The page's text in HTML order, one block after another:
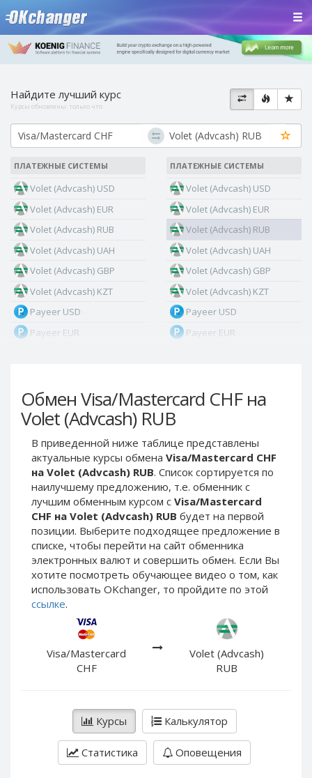
Обмен Visa/Mastercard CHF на
Volet (Advcash) RUB
В приведенной ниже таблице представлены
актуальные курсы обмена Visa/Mastercard CHF
на Volet (Advcash) RUB. Список сортируется по
наилучшему предложению, т.е. обменник с
лучшим обменным курсом с Visa/Mastercard
CHF на Volet (Advcash) RUB будет на первой
позиции. Выберите подходящее предложение в
списке, чтобы перейти на сайт обменника
электронных валют и совершить обмен. Если Вы
хотите посмотреть обучающее видео о том, как
использовать OKchanger, то пройдите по этой
ссылке.
Visa/Mastercard
CHF
Volet (Advcash)
RUB
Курсы Калькулятор
Статистика Оповещения
Найдите лучший курс
Курсы обновлены: только что
ПЛАТЕЖНЫЕ СИСТЕМЫ
Volet (Advcash) USD
Volet (Advcash) EUR
Volet (Advcash) RUB
Volet (Advcash) UAH
Volet (Advcash) GBP
Volet (Advcash) KZT
Payeer USD
Payeer EUR
Payeer Tether ERC20
(USDT)
Payeer UAH
ЮMoney RUB
ЮMoney KZT
PayPal USD
PayPal EUR
PayPal GBP
PayPal CAD
PayPal AUD
PayPal RUB
PayPal CZK
PayPal DKK
PayPal HKD
PayPal NOK
PayPal PLN
PayPal SGD
ПЛАТЕЖНЫЕ СИСТЕМЫ
Volet (Advcash) USD
Volet (Advcash) EUR
Volet (Advcash) RUB
Volet (Advcash) UAH
Volet (Advcash) GBP
Volet (Advcash) KZT
Payeer USD
Payeer EUR
Payeer Tether ERC20
(USDT)
ЮMoney RUB
ЮMoney KZT
PayPal USD
PayPal EUR
PayPal GBP
PayPal CAD
PayPal AUD
PayPal RUB
PayPal DKK
PayPal HKD
PayPal JPY
PayPal NOK
PayPal PLN
PayPal SGD